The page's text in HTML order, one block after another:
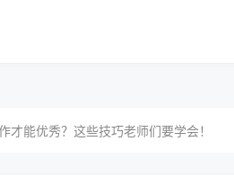
才能优秀？这些技巧老师们要学会！